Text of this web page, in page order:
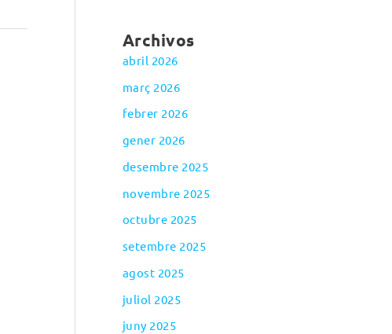
Archivos
abril 2026
març 2026
febrer 2026
gener 2026
desembre 2025
novembre 2025
octubre 2025
setembre 2025
agost 2025
juliol 2025
juny 2025